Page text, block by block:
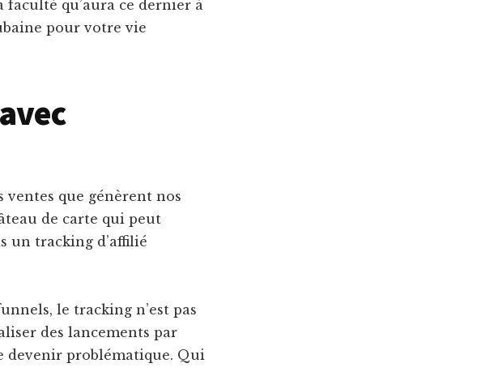
qu’aura ce dernier à
pour votre vie
que génèrent nos
de carte qui peut
un tracking d’affilié
le tracking n’est pas
des lancements par
devenir problématique. Qui